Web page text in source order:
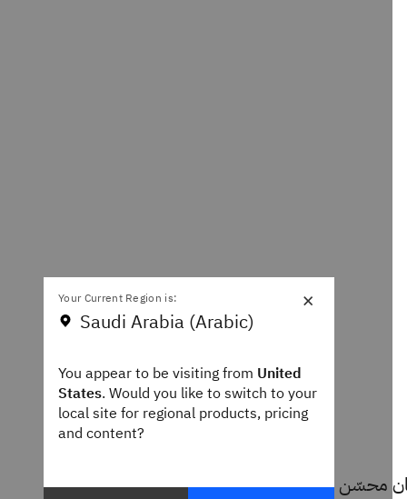
محسّن ومبسط
Your Current Region is:
Saudi Arabia (Arabic)
You appear to be visiting fromUnited
States. Would you like to switch to your
local site for regional products, pricing
and content?